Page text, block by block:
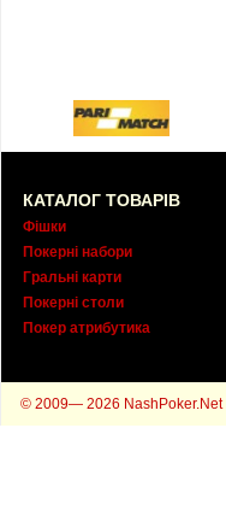
КАТАЛОГ ТОВАРІВ
Фішки
Покерні набори
Гральні карти
Покерні столи
Покер атрибутика
© 2009— 2026 NashPoker.Net